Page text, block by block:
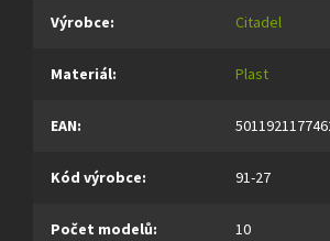
Výrobce: Citadel
Materiál: Plast
EAN:
Kód výrobce: 91-27
Počet modelů: 10